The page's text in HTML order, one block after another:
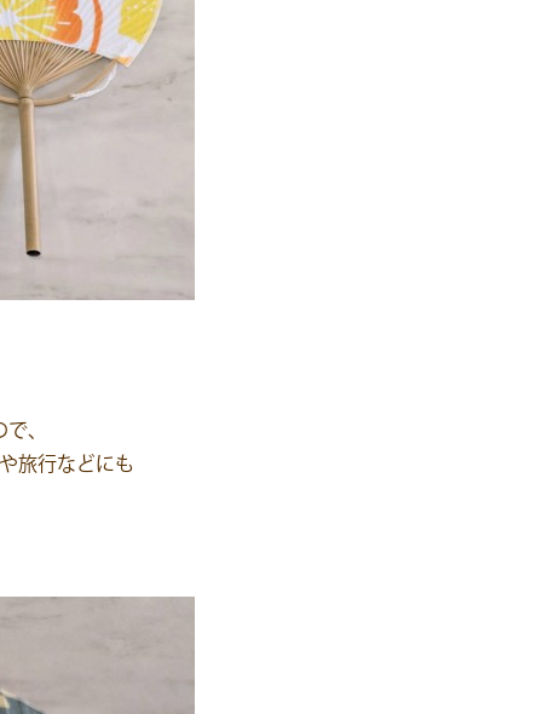
、
旅行などにも